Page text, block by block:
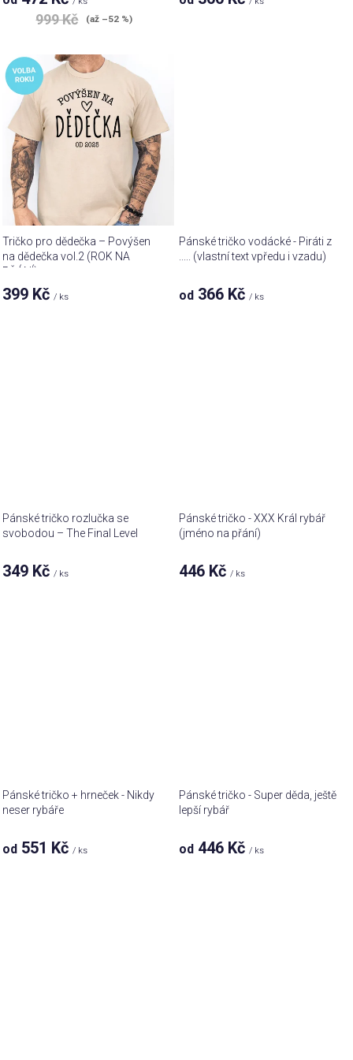
ů
999 Kč (až –52 %)
Tričko pro dědečka – Povýšen
na dědečka vol.2 (ROK NA
PŘÁNÍ)
399 Kč/ ks
Pánské tričko vodácké - Piráti z
..... (vlastní text vpředu i vzadu)
od 366 Kč/ ks
Pánské tričko rozlučka se
svobodou – The Final Level
349 Kč/ ks
Pánské tričko - XXX Král rybář
(jméno na přání)
446 Kč/ ks
Pánské tričko + hrneček - Nikdy
neser rybáře
od 551 Kč / ks
Pánské tričko - Super děda, ještě
lepší rybář
od 446 Kč / ks